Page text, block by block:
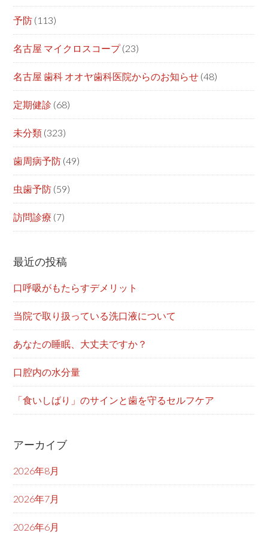
予防 (113)
名古屋 マイクロスコープ(23)
名古屋 歯科 オオヤ歯科医院からのお知らせ (48)
定期健診 (68)
未分類 (323)
歯周病予防 (49)
虫歯予防 (59)
訪問診療 (7)
最近の投稿
口呼吸がもたらすデメリット
当院で取り扱っている洗口液について
あなたの睡眠、大丈夫ですか？
口腔内の水分量
「食いしばり」のサインと歯を守るセルフケア
アーカイブ
2026年8月
2026年7月
2026年6月